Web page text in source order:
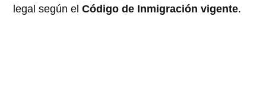
legal según elCódigo de Inmigración vigente.